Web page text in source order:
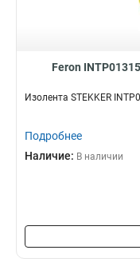
Feron
Изолента STEKKER
Подробнее
Наличие: В наличии